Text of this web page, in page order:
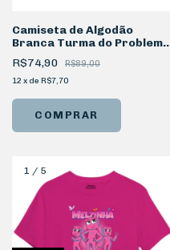
Camiseta de Algodão
Branca Turma do Problems
Squad
R$74,90 R$89,00
12 x de R$7,70
COMPRAR
1 / 5